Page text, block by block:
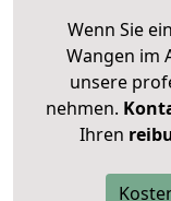
Wenn Sie
Wangen im
unsere
nehmen.
Ihren